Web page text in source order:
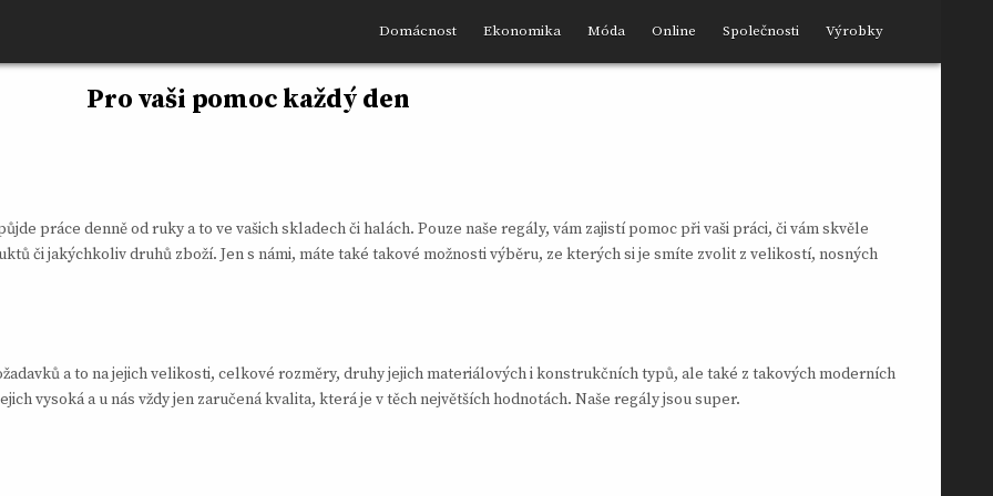
Domácnost Ekonomika Móda Online Společnosti Výrobky
Pro vaši pomoc každý den
práce denně od ruky a to ve vašich skladech či halách. Pouze naše regály, vám zajistí pomoc při vaši práci, či vám skvěle
či jakýchkoliv druhů zboží. Jen s námi, máte také takové možnosti výběru, ze kterých si je smíte zvolit z velikostí, nosných
a to na jejich velikosti, celkové rozměry, druhy jejich materiálových i konstrukčních typů, ale také z takových moderních
vysoká a u nás vždy jen zaručená kvalita, která je v těch největších hodnotách. Naše regály jsou super.